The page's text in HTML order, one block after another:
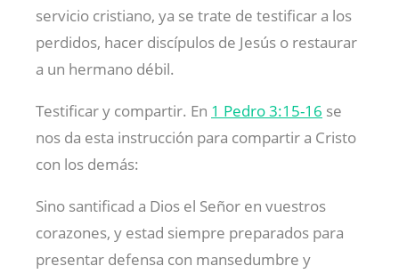
servicio cristiano, ya se trate de testificar a los
perdidos, hacer discípulos de Jesús o restaurar
a un hermano débil.
Testificar y compartir. En 1 Pedro 3:15-16 se
nos da esta instrucción para compartir a Cristo
con los demás:
Sino santificad a Dios el Señor en vuestros
corazones, y estad siempre preparados para
presentar defensa con mansedumbre y